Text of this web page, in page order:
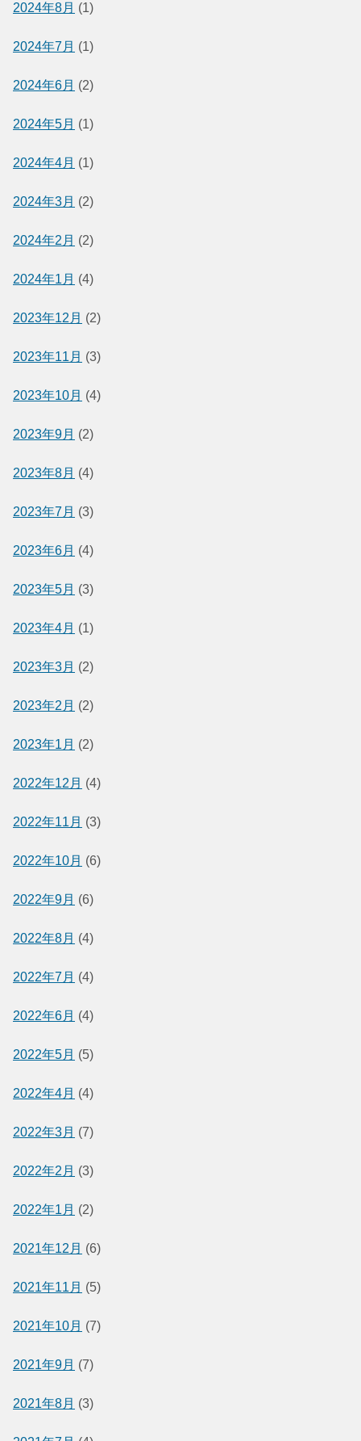
2024年8月 (1)
2024年7月 (1)
2024年6月 (2)
2024年5月 (1)
2024年4月 (1)
2024年3月 (2)
2024年2月 (2)
2024年1月 (4)
2023年12月 (2)
2023年11月 (3)
2023年10月 (4)
2023年9月 (2)
2023年8月 (4)
2023年7月 (3)
2023年6月 (4)
2023年5月 (3)
2023年4月 (1)
2023年3月 (2)
2023年2月 (2)
2023年1月 (2)
2022年12月 (4)
2022年11月 (3)
2022年10月 (6)
2022年9月 (6)
2022年8月 (4)
2022年7月 (4)
2022年6月 (4)
2022年5月 (5)
2022年4月 (4)
2022年3月 (7)
2022年2月 (3)
2022年1月 (2)
2021年12月 (6)
2021年11月 (5)
2021年10月 (7)
2021年9月 (7)
2021年8月 (3)